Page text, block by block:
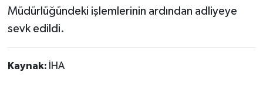
Müdürlüğündeki işlemlerinin ardından adliyeye
sevk edildi.
Kaynak: İHA